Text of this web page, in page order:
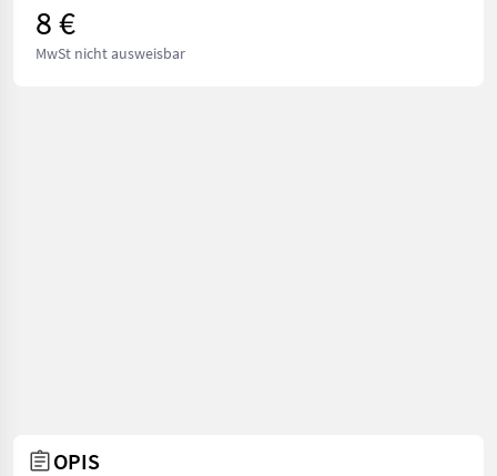
8 €
MwSt nicht ausweisbar
OPIS